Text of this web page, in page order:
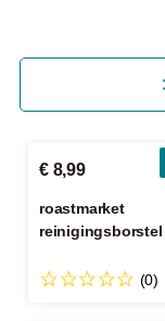
€ 8,99
roastmarket
reinigingsborstel
(0)